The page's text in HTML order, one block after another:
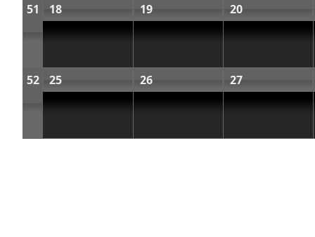
51 18 19 20
52 25 26 27